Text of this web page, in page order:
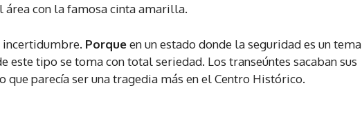
con la famosa cinta amarilla.
incertidumbre. Porqueen un estado donde la seguridad es un tema
este tipo se toma con total seriedad. Los transeúntes sacaban sus
parecía ser una tragedia más en el Centro Histórico.